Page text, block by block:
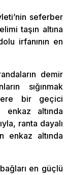
seferber
taşın altına
irfanının en
demir
sığınmak
bir geçici
altında
ranta dayalı
enkaz altında
en güçlü